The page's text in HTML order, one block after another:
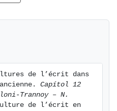
contribution is to
the various written
in the pre-Roman Iberian
of the
of the texts, research in
Palaeohispanic societies
and differences
of writing in each
de l’écrit dans
Capítol 12
Trannoy – N.
de l’écrit en